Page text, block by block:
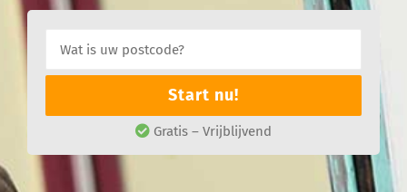
Start nu!
Gratis – Vrijblijvend